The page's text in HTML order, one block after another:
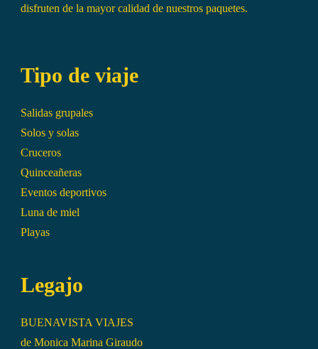
disfruten de la mayor calidad de nuestros paquetes.
Tipo de viaje
Salidas grupales
Solos y solas
Cruceros
Quinceañeras
Eventos deportivos
Luna de miel
Playas
Legajo
BUENAVISTA VIAJES
de Monica Marina Giraudo